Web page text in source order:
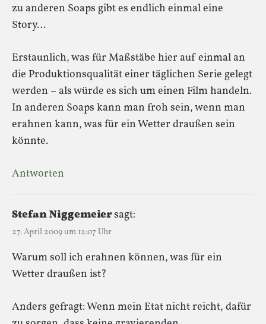
zu anderen Soaps gibt es endlich einmal eine
Story…
Erstaunlich, was für Maßstäbe hier auf einmal an
die Produktionsqualität einer täglichen Serie gelegt
werden – als würde es sich um einen Film handeln.
In anderen Soaps kann man froh sein, wenn man
erahnen kann, was für ein Wetter draußen sein
könnte.
Antworten
Stefan Niggemeiersagt:
27. April 2009 um 12:07 Uhr
Warum soll ich erahnen können, was für ein
Wetter draußen ist?
Anders gefragt: Wenn mein Etat nicht reicht, dafür